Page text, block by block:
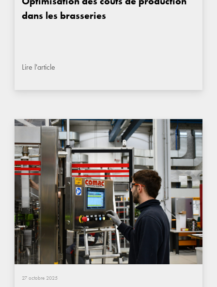
dans les brasseries
Lire l'article
27 octobre 2025